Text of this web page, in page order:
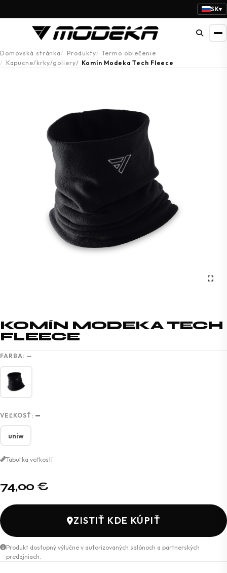
SK▾
Domovská stránka Produkty
Termo oblečenie
Kapucne/krky/goliery
Komín Modeka Tech Fleece
KOMÍN MODEKA TECH
FLEECE
FARBA: —
VEĽKOSŤ: —
uniw
Tabuľka veľkostí
74,00 €
ZISTIŤ KDE KÚPIŤ
Produkt dostupný výlučne v autorizovaných salónoch a partnerských
predajniach.